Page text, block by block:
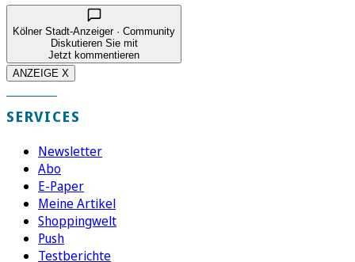
Kölner Stadt-Anzeiger · Community
Diskutieren Sie mit
Jetzt kommentieren
ANZEIGE X
SERVICES
Newsletter
Abo
E-Paper
Meine Artikel
Shoppingwelt
Push
Testberichte